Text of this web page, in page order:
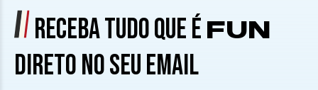
RECEBA TUDO QUE É FUN
DIRETO NO SEU EMAIL